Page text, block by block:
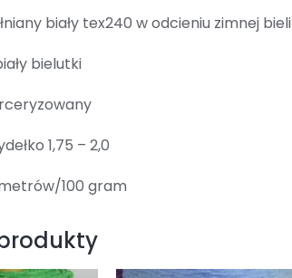
biały tex240 w odcieniu zimnej bieli
bielutki
1,75 – 2,0
100 gram